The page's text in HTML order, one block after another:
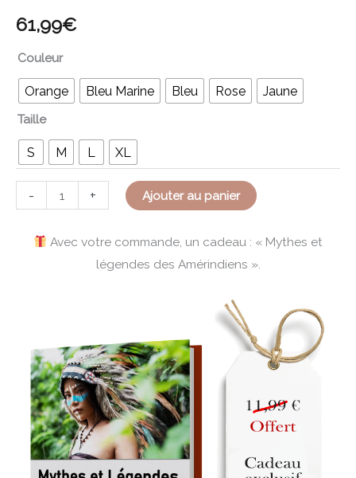
61,99€
Couleur
Orange Bleu Marine Bleu Rose
Jaune
Taille
S M L XL
- + Ajouter au panier
Avec votre commande, un cadeau : « Mythes et
légendes des Amérindiens ».